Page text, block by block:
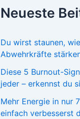
Neueste
Du wirst staunen,
Abwehrkräfte
Diese 5 Burnout-
jeder – erkennst du
Mehr Energie in nur
einfach verbesserst